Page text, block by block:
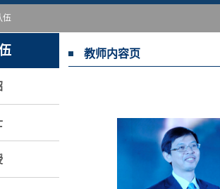
伍
教师内容页